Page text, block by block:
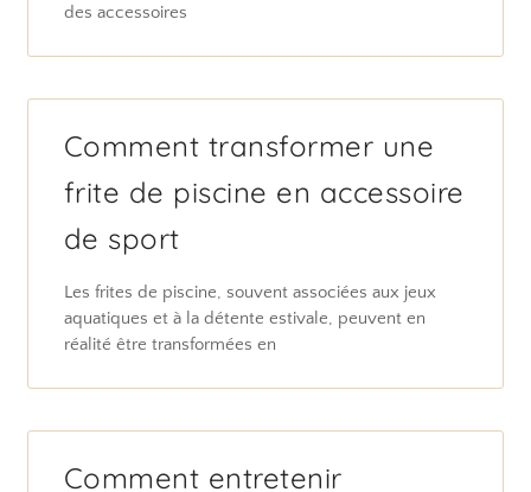
des accessoires
Comment transformer une
frite de piscine en accessoire
de sport
Les frites de piscine, souvent associées aux jeux
aquatiques et à la détente estivale, peuvent en
réalité être transformées en
Comment entretenir